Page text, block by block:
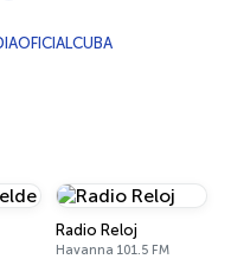
Radio Reloj
Havanna 101.5 FM